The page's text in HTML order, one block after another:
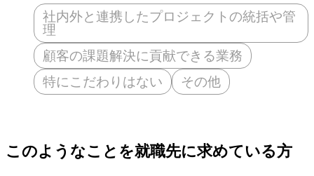
社内外と連携したプロジェクトの統括や管
理
顧客の課題解決に貢献できる業務
特にこだわりはない
その他
このようなことを就職先に求めている方